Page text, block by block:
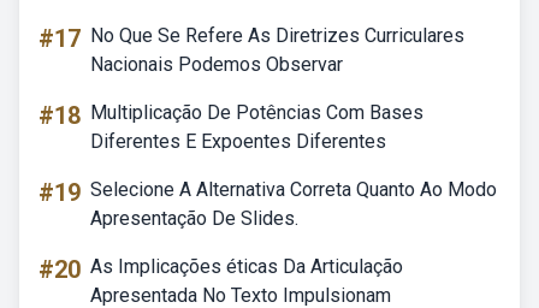
#17 No Que Se Refere As Diretrizes Curriculares
Nacionais Podemos Observar
#18 Multiplicação De Potências Com Bases
Diferentes E Expoentes Diferentes
#19 Selecione A Alternativa Correta Quanto Ao Modo
Apresentação De Slides.
#20 As Implicações éticas Da Articulação
Apresentada No Texto Impulsionam